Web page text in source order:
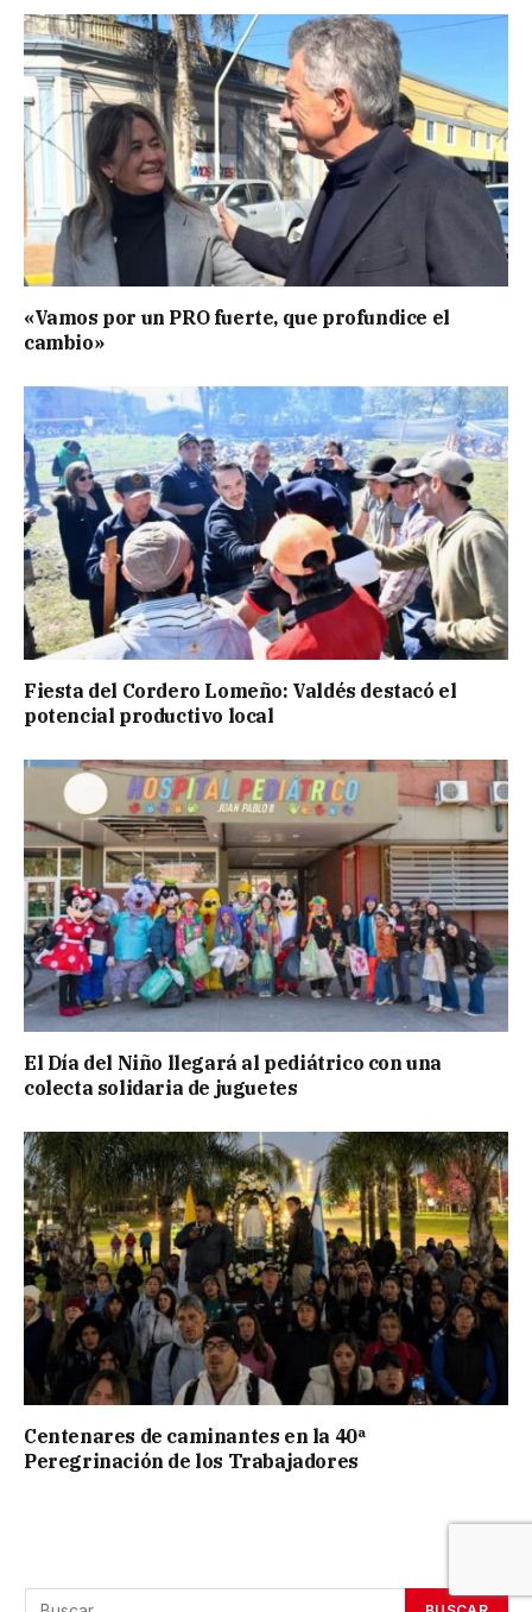
«Vamos por un PRO fuerte, que profundice el
cambio»
Fiesta del Cordero Lomeño: Valdés destacó el
potencial productivo local
El Día del Niño llegará al pediátrico con una
colecta solidaria de juguetes
Centenares de caminantes en la 40ª
Peregrinación de los Trabajadores